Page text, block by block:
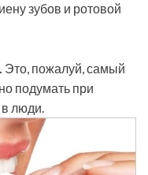
зубов и ротовой
Это, пожалуй, самый
подумать при
люди.